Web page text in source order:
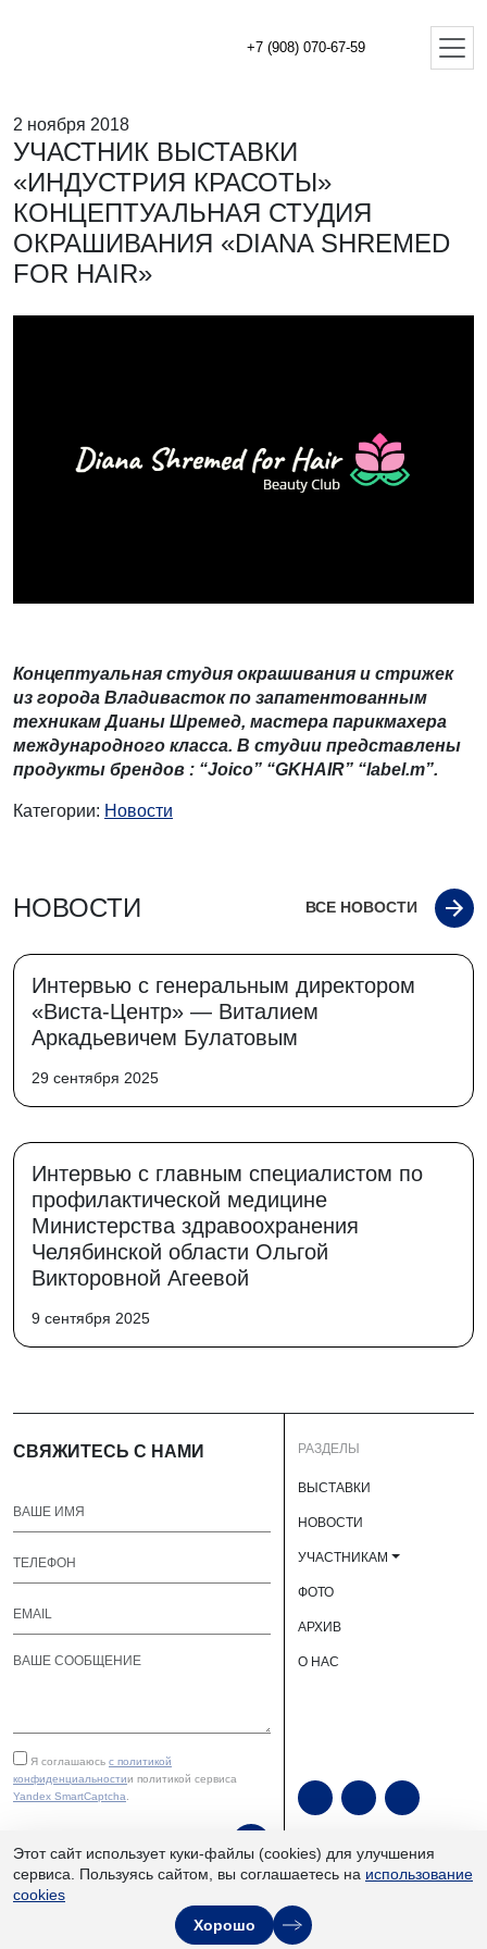
+7 (908) 070-67-59
2 ноября 2018
УЧАСТНИК ВЫСТАВКИ
«ИНДУСТРИЯ КРАСОТЫ»
КОНЦЕПТУАЛЬНАЯ СТУДИЯ
ОКРАШИВАНИЯ «DIANA SHREMED
FOR HAIR»
Концептуальная студия окрашивания и стрижек
из города Владивасток по запатентованным
техникам Дианы Шремед, мастера парикмахера
международного класса. В студии представлены
продукты брендов : “Joico” “GKHAIR” “label.m”.
Категории: Новости
НОВОСТИ ВСЕ НОВОСТИ
Интервью с генеральным директором
«Виста-Центр» — Виталием
Аркадьевичем Булатовым
29 сентября 2025
Интервью с главным специалистом по
профилактической медицине
Министерства здравоохранения
Челябинской области Ольгой
Викторовной Агеевой
9 сентября 2025
СВЯЖИТЕСЬ С НАМИ
Я соглашаюсь с политикой
конфиденциальностии политикой сервиса
Yandex SmartCaptcha
РАЗДЕЛЫ
ВЫСТАВКИ
НОВОСТИ
УЧАСТНИКАМ
ФОТО
АРХИВ
О НАС
ЮУКВЦ «Экспочел» | ©
2013–2026
Этот сайт использует куки-файлы (cookies) для улучшения
сервиса. Пользуясь сайтом, вы соглашаетесь на использование
cookies
Хорошо